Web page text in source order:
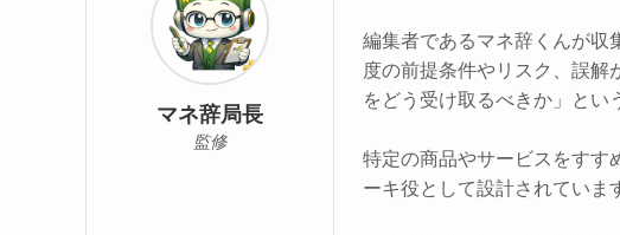
マネ辞局長
監修
編集者であるマネ辞くんが収
度の前提条件やリスク、誤解
をどう受け取るべきか」とい
特定の商品やサービスをすす
ーキ役として設計されていま